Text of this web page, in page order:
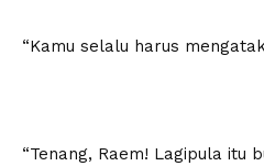
“Kamu selalu harus
“Tenang, Raem! Lagipula itu